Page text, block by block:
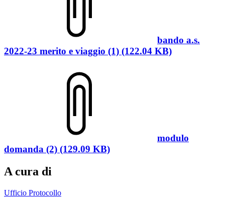
bando a.s.
2022-23 merito e viaggio (1) (122.04 KB)
modulo
domanda (2) (129.09 KB)
A cura di
Ufficio Protocollo